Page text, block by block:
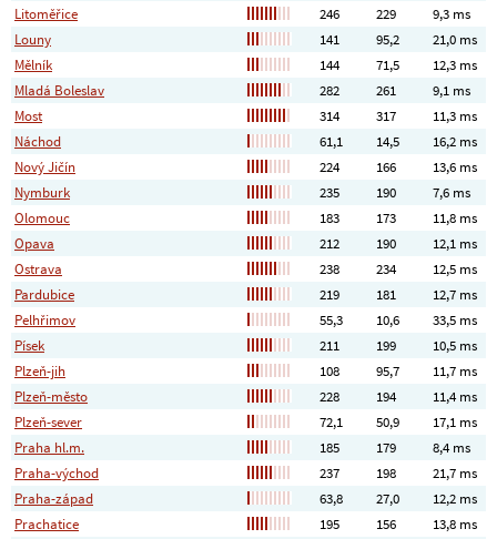
Litoměřice
246 229
9,3 ms
Louny
141 95,2
21,0 ms
Mělník
144 71,5
12,3 ms
Mladá Boleslav
282 261
9,1 ms
Most
314 317
11,3 ms
Náchod
61,1 14,5
16,2 ms
Nový Jičín
224 166
13,6 ms
Nymburk
235 190
7,6 ms
Olomouc
183 173
11,8 ms
Opava
212 190
12,1 ms
Ostrava
238 234
12,5 ms
Pardubice
219 181
12,7 ms
Pelhřimov
55,3 10,6
33,5 ms
Písek
211 199
10,5 ms
Plzeň-jih
108 95,7
11,7 ms
Plzeň-město
228 194
11,4 ms
Plzeň-sever
72,1 50,9
17,1 ms
Praha hl.m.
185 179
8,4 ms
Praha-východ
237 198
21,7 ms
Praha-západ
63,8 27,0
12,2 ms
Prachatice
195 156
13,8 ms